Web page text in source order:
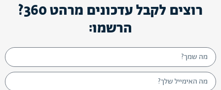
רוצים לקבל עדכונים מרהט 360?
הרשמו: